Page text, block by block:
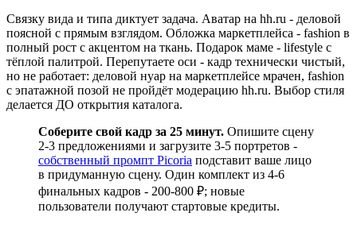
Связку вида и типа диктует задача. Аватар на hh.ru - деловой
поясной с прямым взглядом. Обложка маркетплейса - fashion в
полный рост с акцентом на ткань. Подарок маме - lifestyle с
тёплой палитрой. Перепутаете оси - кадр технически чистый,
но не работает: деловой нуар на маркетплейсе мрачен, fashion
с эпатажной позой не пройдёт модерацию hh.ru. Выбор стиля
делается ДО открытия каталога.
Соберите свой кадр за 25 минут. Опишите сцену
2-3 предложениями и загрузите 3-5 портретов -
собственный промпт Picoria подставит ваше лицо
в придуманную сцену. Один комплект из 4-6
финальных кадров - 200-800 ₽; новые
пользователи получают стартовые кредиты.